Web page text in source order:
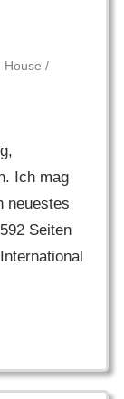
House /
Ich mag
neuestes
Seiten